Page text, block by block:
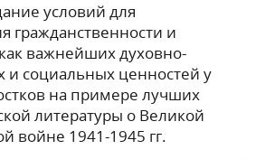
условий для
гражданственности и
важнейших духовно-
и социальных ценностей у
на примере лучших
литературы о Великой
войне 1941-1945 гг.